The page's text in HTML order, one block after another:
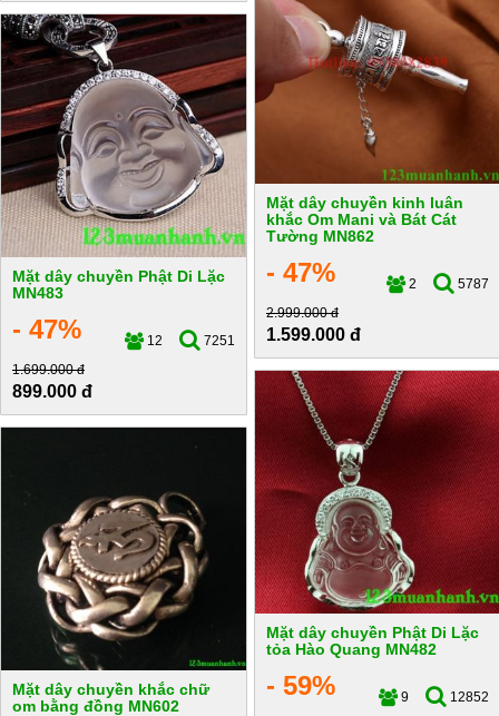
Mặt dây chuyền kinh luân
khắc Om Mani và Bát Cát
Tường MN862
- 47% 2
5787
2.999.000 đ
1.599.000 đ
Mặt dây chuyền Phật Di Lặc
MN483
- 47% 12
7251
1.699.000 đ
899.000 đ
Mặt dây chuyền Phật Di Lặc
tỏa Hào Quang MN482
- 59% 9
12852
Mặt dây chuyền khắc chữ
om bằng đồng MN602